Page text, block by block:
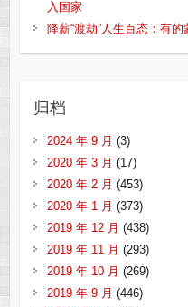
入国家
降薪“渡劫”人生百态：有
归档
2024 年 9 月 (3)
2020 年 3 月 (17)
2020 年 2 月 (453)
2020 年 1 月 (373)
2019 年 12 月 (438)
2019 年 11 月 (293)
2019 年 10 月 (269)
2019 年 9 月 (446)